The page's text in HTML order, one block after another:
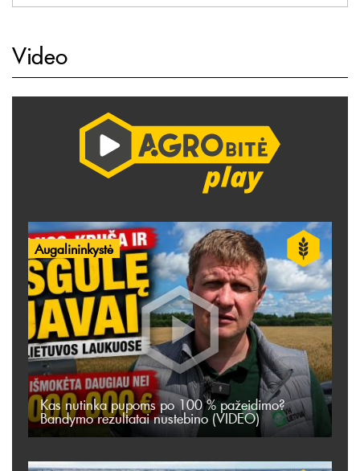
Video
Augalininkystė
Kas nutinka pupoms po 100 % pažeidimo?
Bandymo rezultatai nustebino (VIDEO)